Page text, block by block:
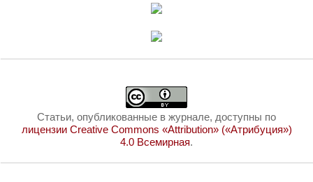
Статьи, опубликованные в журнале, доступны по
лицензии Creative Commons «Attribution» («Атрибуция»)
4.0 Всемирная.